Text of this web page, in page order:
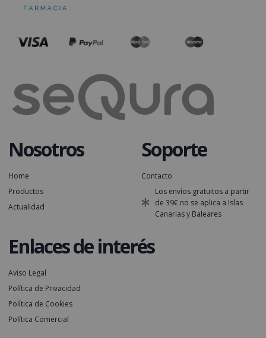
Nosotros
Home
Productos
Actualidad
Soporte
Contacto
Los envíos gratuitos a partir
de 39€ no se aplica a Islas
Canarias y Baleares
Enlaces de interés
Aviso Legal
Política de Privacidad
Política de Cookies
Política Comercial